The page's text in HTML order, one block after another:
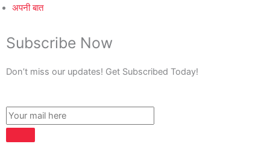
अपनी बात
Subscribe Now
Don’t miss our updates! Get Subscribed Today!